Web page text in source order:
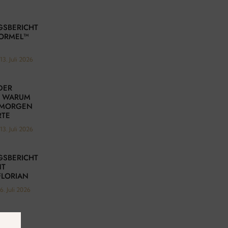
13. Juli 2026
13. Juli 2026
6. Juli 2026